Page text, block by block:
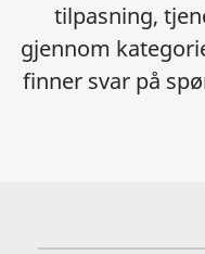
tilpasning,
gjennom
finner svar på